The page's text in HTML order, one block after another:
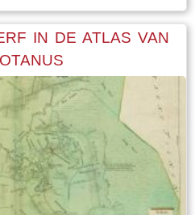
IN DE ATLAS VAN